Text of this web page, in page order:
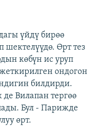
үйдү бирөө
шектелүүдө. Өрт тез
көбүн ис уруп
ондогон
билдирди.
Вилапан тергөө
Бул - Парижде
өрт.